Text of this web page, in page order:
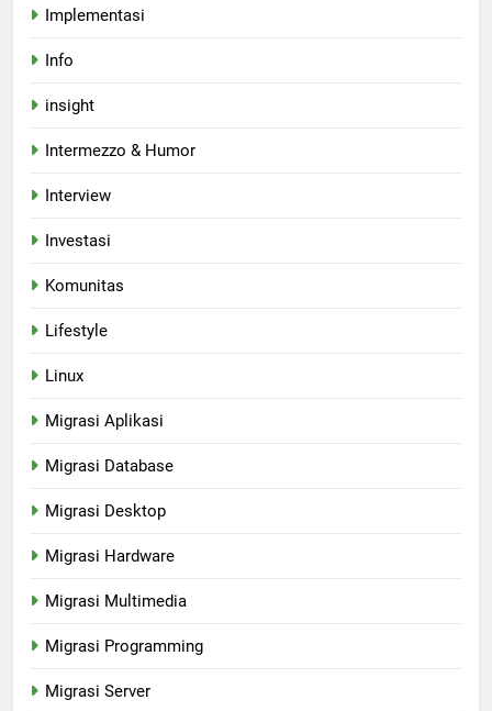
Implementasi
Info
insight
Intermezzo & Humor
Interview
Investasi
Komunitas
Lifestyle
Linux
Migrasi Aplikasi
Migrasi Database
Migrasi Desktop
Migrasi Hardware
Migrasi Multimedia
Migrasi Programming
Migrasi Server